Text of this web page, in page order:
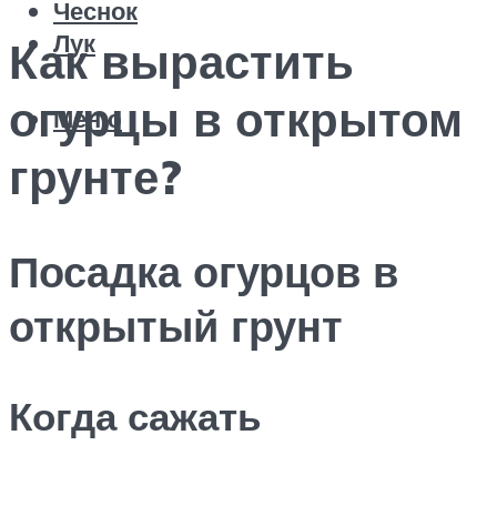
Чеснок
Лук
Меню
Как вырастить
огурцы в открытом
грунте?
Посадка огурцов в
открытый грунт
Когда сажать